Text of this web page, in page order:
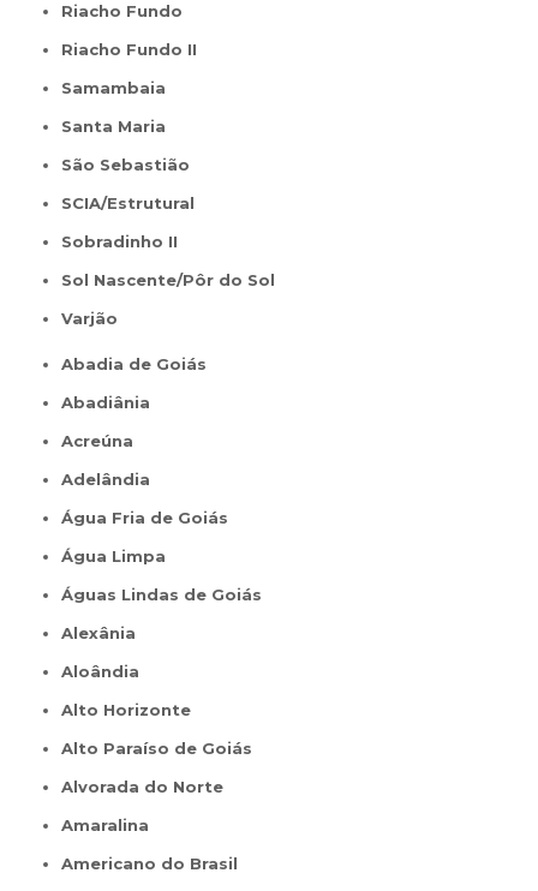
Riacho Fundo
Riacho Fundo II
Samambaia
Santa Maria
São Sebastião
SCIA/Estrutural
Sobradinho II
Sol Nascente/Pôr do Sol
Varjão
Abadia de Goiás
Abadiânia
Acreúna
Adelândia
Água Fria de Goiás
Água Limpa
Águas Lindas de Goiás
Alexânia
Aloândia
Alto Horizonte
Alto Paraíso de Goiás
Alvorada do Norte
Amaralina
Americano do Brasil